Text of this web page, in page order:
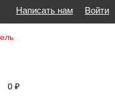
Написать нам Войти
0 ₽